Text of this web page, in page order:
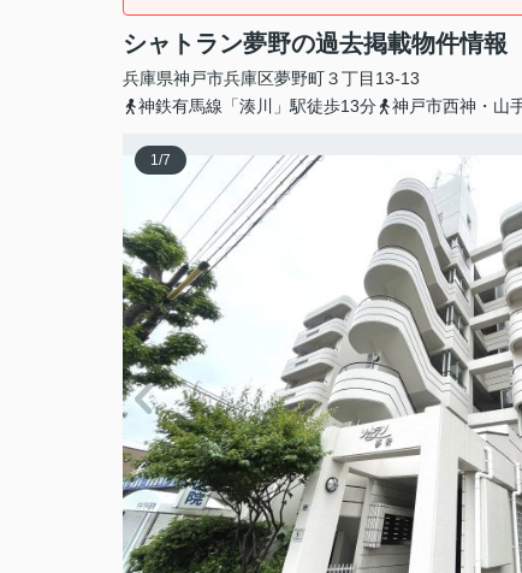
シャトラン夢野の過去掲載物件情報
兵庫県神戸市兵庫区夢野町３丁目13-13
神鉄有馬線「湊川」駅徒歩13分
神戸市西神・山
1/7